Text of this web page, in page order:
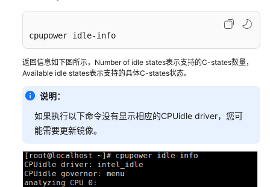
门
用
户
指
南
践
ECS
cpupower idle-info
返回信息如下图所示，Number of idle states表示支持的C-states数量，
Available idle states表示支持的具体C-states状态。
说明：
如果执行以下命令没有显示相应的CPUidle driver，您可
能需要更新镜像。